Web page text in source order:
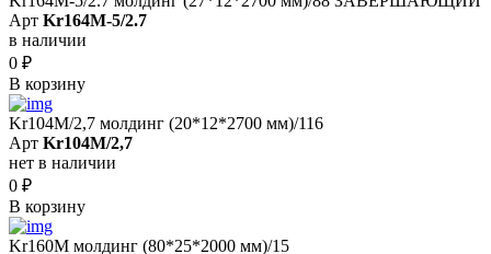
Арт Kr164M-5/2.7
в наличии
0 ₽
В корзину
Kr104M/2,7 молдинг (20*12*2700 мм)/116
Арт Kr104M/2,7
нет в наличии
0 ₽
В корзину
Kr160M молдинг (80*25*2000 мм)/15